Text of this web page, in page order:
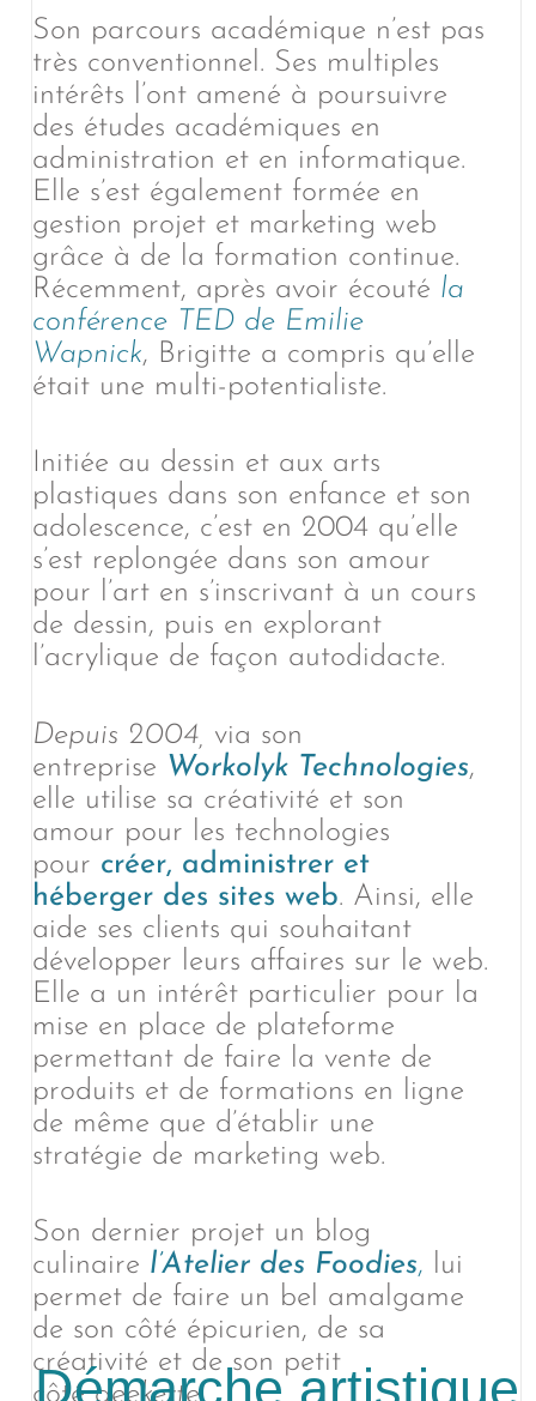
Son parcours académique n’est pas
très conventionnel. Ses multiples
intérêts l’ont amené à poursuivre
des études académiques en
administration et en informatique.
Elle s’est également formée en
gestion projet et marketing web
grâce à de la formation continue.
Récemment, après avoir écouté la
conférence TED de Emilie
Wapnick, Brigitte a compris qu’elle
était une multi-potentialiste.
Initiée au dessin et aux arts
plastiques dans son enfance et son
adolescence, c’est en 2004 qu’elle
s’est replongée dans son amour
pour l’art en s’inscrivant à un cours
de dessin, puis en explorant
l’acrylique de façon autodidacte.
Depuis 2004, via son
entreprise Workolyk Technologies,
elle utilise sa créativité et son
amour pour les technologies
pour créer, administrer et
héberger des sites web. Ainsi, elle
aide ses clients qui souhaitant
développer leurs affaires sur le web.
Elle a un intérêt particulier pour la
mise en place de plateforme
permettant de faire la vente de
produits et de formations en ligne
de même que d’établir une
stratégie de marketing web.
Son dernier projet un blog
culinaire l’Atelier des Foodies, lui
permet de faire un bel amalgame
de son côté épicurien, de sa
créativité et de son petit
côtégeekette.
Démarche artistique